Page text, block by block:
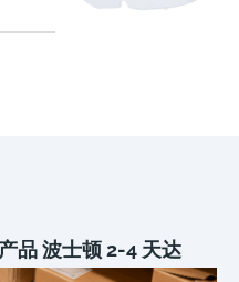
品 波士顿 2-4 天达